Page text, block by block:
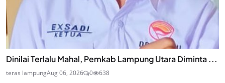
Dinilai Terlalu Mahal, Pemkab Lampung Utara Diminta ...
teras lampungAug 06, 2026 0 638